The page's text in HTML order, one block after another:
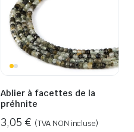
Ablier à facettes de la
préhnite
3,05 € (TVA NON incluse)